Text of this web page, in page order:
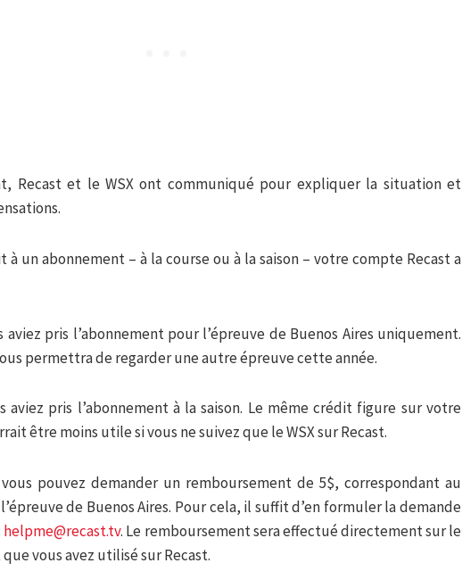
Recast et le WSX ont communiqué pour expliquer la situation et
à un abonnement – à la course ou à la saison – votre compte Recast a
aviez pris l’abonnement pour l’épreuve de Buenos Aires uniquement.
permettra de regarder une autre épreuve cette année.
aviez pris l’abonnement à la saison. Le même crédit figure sur votre
être moins utile si vous ne suivez que le WSX sur Recast.
pouvez demander un remboursement de 5$, correspondant au
de Buenos Aires. Pour cela, il suffit d’en formuler la demande
helpme@recast.tv. Le remboursement sera effectué directement sur le
vous avez utilisé sur Recast.